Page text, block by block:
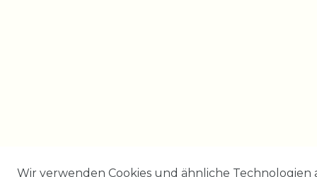
Wir verwenden Cookies und ähnliche